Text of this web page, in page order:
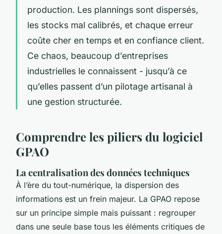
production. Les plannings sont dispersés,
les stocks mal calibrés, et chaque erreur
coûte cher en temps et en confiance client.
Ce chaos, beaucoup d’entreprises
industrielles le connaissent - jusqu’à ce
qu’elles passent d’un pilotage artisanal à
une gestion structurée.
Comprendre les piliers du logiciel
GPAO
La centralisation des données techniques
À l’ère du tout-numérique, la dispersion des
informations est un frein majeur. La GPAO repose
sur un principe simple mais puissant : regrouper
dans une seule base tous les éléments critiques de